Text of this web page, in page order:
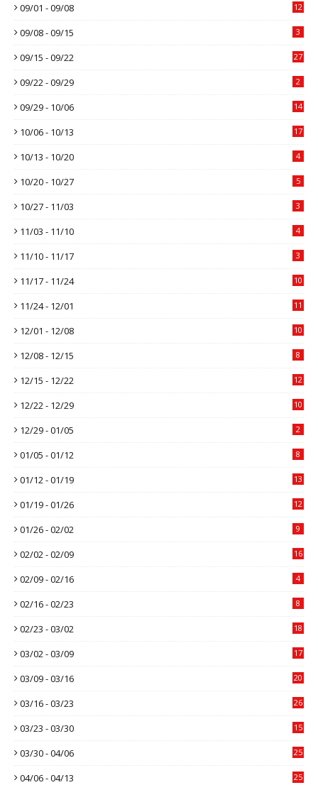
09/01 - 09/08 12
09/08 - 09/15 3
09/15 - 09/22 27
09/22 - 09/29 2
09/29 - 10/06 14
10/06 - 10/13 17
10/13 - 10/20 4
10/20 - 10/27 5
10/27 - 11/03 3
11/03 - 11/10 4
11/10 - 11/17 3
11/17 - 11/24 10
11/24 - 12/01 11
12/01 - 12/08 10
12/08 - 12/15 8
12/15 - 12/22 12
12/22 - 12/29 10
12/29 - 01/05 2
01/05 - 01/12 8
01/12 - 01/19 13
01/19 - 01/26 12
01/26 - 02/02 9
02/02 - 02/09 16
02/09 - 02/16 4
02/16 - 02/23 8
02/23 - 03/02 18
03/02 - 03/09 17
03/09 - 03/16 20
03/16 - 03/23 26
03/23 - 03/30 15
03/30 - 04/06 25
04/06 - 04/13 25